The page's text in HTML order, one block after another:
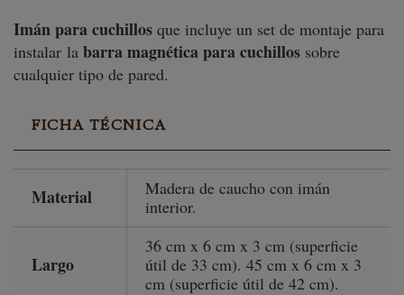
Imán para cuchillos que incluye un set de montaje para
instalar la barra magnética para cuchillos sobre
cualquier tipo de pared.
FICHA TÉCNICA
Material
Madera de caucho con imán
interior.
Largo
36 cm x 6 cm x 3 cm (superficie
útil de 33 cm). 45 cm x 6 cm x 3
cm (superficie útil de 42 cm).